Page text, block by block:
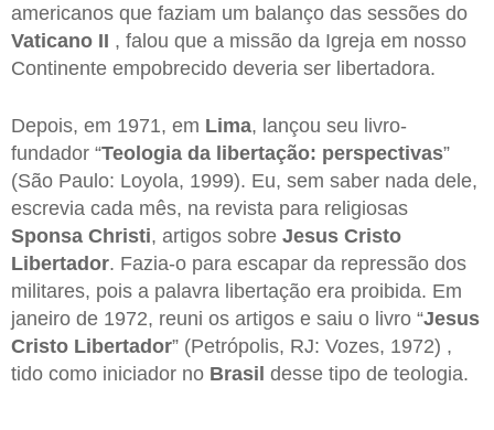
americanos que faziam um balanço das sessões do
Vaticano II , falou que a missão da Igreja em nosso
Continente empobrecido deveria ser libertadora.
Depois, em 1971, em Lima, lançou seu livro-
fundador “Teologia da libertação: perspectivas”
(São Paulo: Loyola, 1999). Eu, sem saber nada dele,
escrevia cada mês, na revista para religiosas
Sponsa Christi, artigos sobre Jesus Cristo
Libertador. Fazia-o para escapar da repressão dos
militares, pois a palavra libertação era proibida. Em
janeiro de 1972, reuni os artigos e saiu o livro “Jesus
Cristo Libertador” (Petrópolis, RJ: Vozes, 1972) ,
tido como iniciador no Brasil desse tipo de teologia.